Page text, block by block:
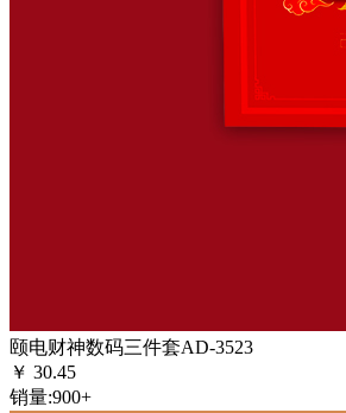
颐电财神数码三件套AD-3523
￥ 30.45
销量:900+